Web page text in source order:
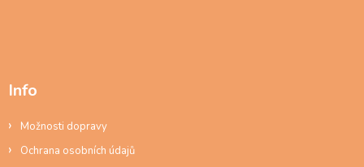
Info
Možnosti dopravy
Ochrana osobních údajů